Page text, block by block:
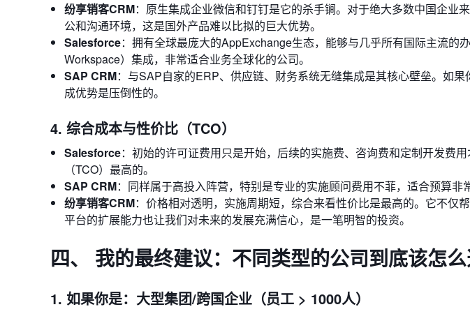
纷享销客CRM：原生集成企业微信和钉钉是它的杀手锏。对于绝大多数中国企业
公和沟通环境，这是国外产品难以比拟的巨大优势。
Salesforce：拥有全球最庞大的AppExchange生态，能够与几乎所有国际主流的
Workspace）集成，非常适合业务全球化的公司。
SAP CRM：与SAP自家的ERP、供应链、财务系统无缝集成是其核心壁垒。如
成优势是压倒性的。
4. 综合成本与性价比（TCO）
Salesforce：初始的许可证费用只是开始，后续的实施费、咨询费和定制开发费
（TCO）最高的。
SAP CRM：同样属于高投入阵营，特别是专业的实施顾问费用不菲，适合预算非
纷享销客CRM：价格相对透明，实施周期短，综合来看性价比是最高的。它不仅
平台的扩展能力也让我们对未来的发展充满信心，是一笔明智的投资。
四、 我的最终建议：不同类型的公司到底该怎么
1. 如果你是：大型集团/跨国企业（员工 > 1000人）